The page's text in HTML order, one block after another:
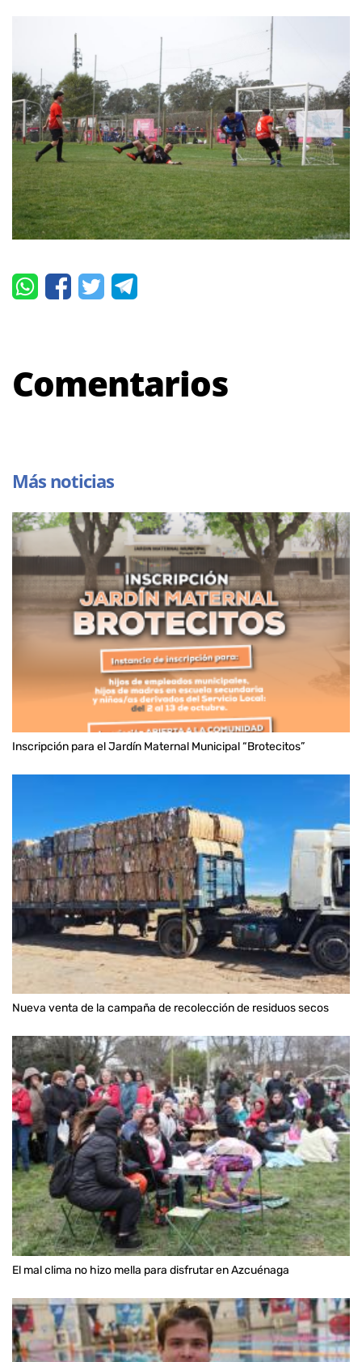
Comentarios
Más noticias
Inscripción para el Jardín Maternal Municipal “Brotecitos”
Nueva venta de la campaña de recolección de residuos secos
El mal clima no hizo mella para disfrutar en Azcuénaga